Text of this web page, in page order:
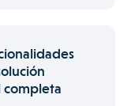
completa